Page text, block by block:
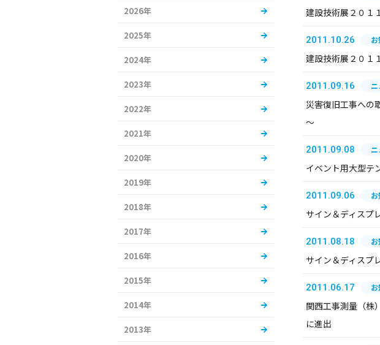
建設技術展２０１
2011.10.26
建設技術展２０１
2011.09.16
災害復旧工事への
～
2011.09.08
イベント用大型
2011.09.06
サイン＆ディスプ
2011.08.18
サイン＆ディスプ
2011.06.17
関西工事測量（株
に進出
2026年
2025年
2024年
2023年
2022年
2021年
2020年
2019年
2018年
2017年
2016年
2015年
2014年
2013年